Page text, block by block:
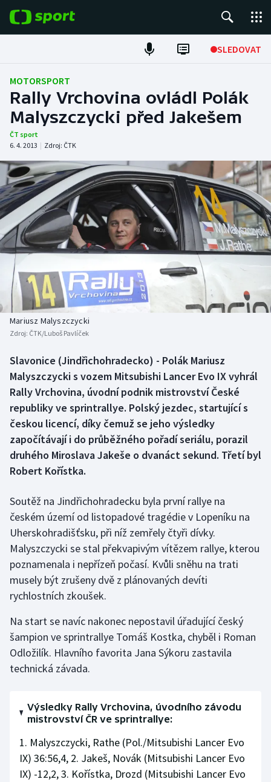
SLEDOVAT
Fotbal
Hokej
Tenis
Atletika
Cyklistika
DALŠÍ SPORTY
Americký fotbal
Baseball a softbal
Basketbal
Biatlon
Boby a skeleton
Box
Curling
Dostihy
Futsal
Golf
Gymnastika
Házená
Judo
Lezení
Lyže a snowboard
Moderní pětiboj
NEPŘEHLÉDNĚTE
Soutěže
Historické návraty
Aplikace ČT sport
AZ kvíz
MOTORSPORT
Rally Vrchovina ovládl Polák
Malyszczycki před Jakešem
ČT sport
6. 4. 2013 | Zdroj: ČTK
Mariusz Malyszczycki
Zdroj: ČTK/Luboš Pavlíček
Slavonice (Jindřichohradecko) - Polák Mariusz
Malyszczycki s vozem Mitsubishi Lancer Evo IX vyhrál
Rally Vrchovina, úvodní podnik mistrovství České
republiky ve sprintrallye. Polský jezdec, startující s
českou licencí, díky čemuž se jeho výsledky
započítávají i do průběžného pořadí seriálu, porazil
druhého Miroslava Jakeše o dvanáct sekund. Třetí byl
Robert Kořístka.
Soutěž na Jindřichohradecku byla první rallye na
českém území od listopadové tragédie v Lopeníku na
Uherskohradišťsku, při níž zemřely čtyři dívky.
Malyszczycki se stal překvapivým vítězem rallye, kterou
poznamenala i nepřízeň počasí. Kvůli sněhu na trati
musely být zrušeny dvě z plánovaných devíti
rychlostních zkoušek.
Na start se navíc nakonec nepostavil úřadující český
šampion ve sprintrallye Tomáš Kostka, chyběl i Roman
Odložilík. Hlavního favorita Jana Sýkoru zastavila
technická závada.
Výsledky Rally Vrchovina, úvodního závodu
mistrovství ČR ve sprintrallye:
1. Malyszczycki, Rathe (Pol./Mitsubishi Lancer Evo
IX) 36:56,4, 2. Jakeš, Novák (Mitsubishi Lancer Evo
IX) -12,2, 3. Kořístka, Drozd (Mitsubishi Lancer Evo